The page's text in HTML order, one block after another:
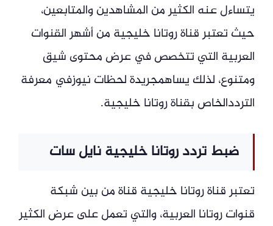
يتساءل عنه الكثير من المشاهدين والمتابعين،
حيث تعتبر قناة روتانا خليجية من أشهر القنوات
العربية التي تتخصص في عرض محتوى شيق
ومتنوع، لذلك يساهمجريدة لحظات نيوزفي معرفة
الترددالخاص بقناة روتانا خليجية.
ضبط تردد روتانا خليجية نايل سات
تعتبر قناة روتانا خليجية قناة من بين شبكة
قنوات روتانا العربية، والتي تعمل على عرض الكثير